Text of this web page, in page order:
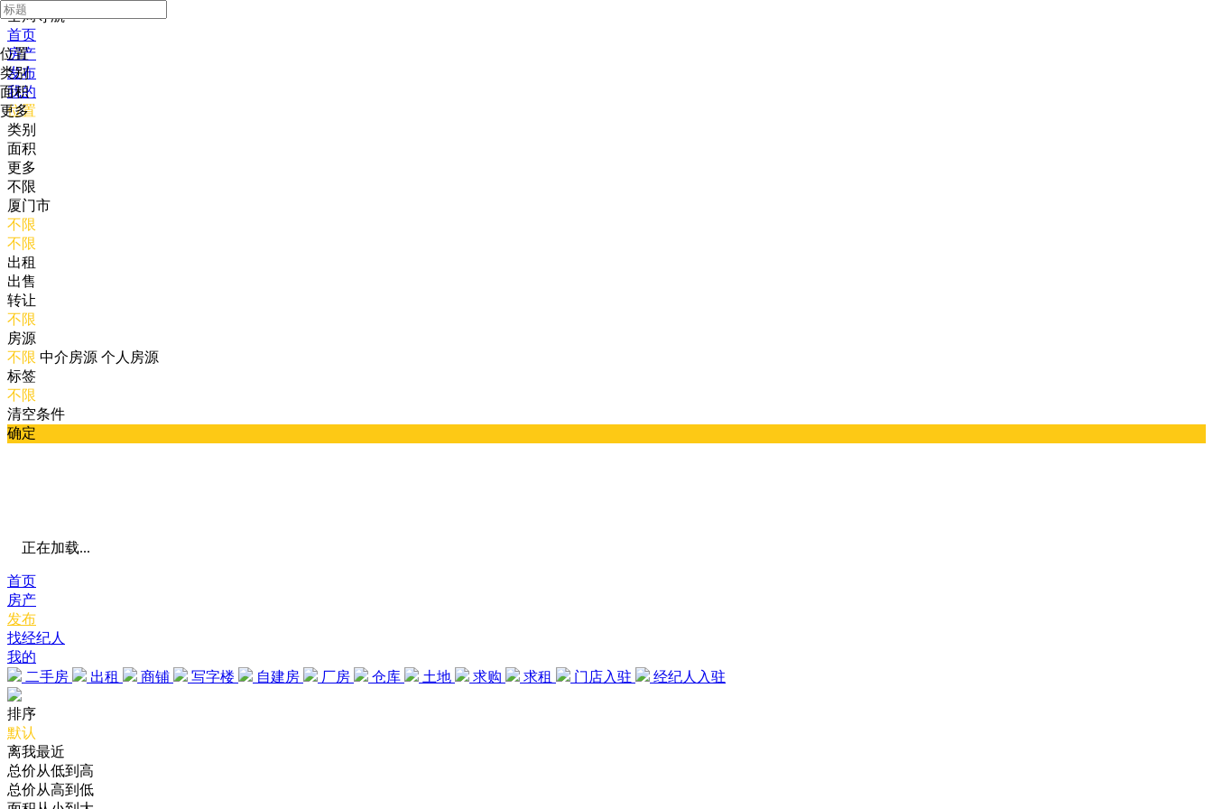
全局导航
首页
房产
发布
我的
位置
类别
面积
更多
位置
类别
面积
更多
不限
厦门市
不限
不限
出租
出售
转让
不限
房源
不限 中介房源 个人房源
标签
不限
清空条件
确定
正在加载...
首页
房产
发布
找经纪人
我的
二手房
出租 商铺 写字楼 自建房 厂房 仓库 土地 求购 求租 门店入驻 经纪人入驻
排序
默认
离我最近
总价从低到高
总价从高到低